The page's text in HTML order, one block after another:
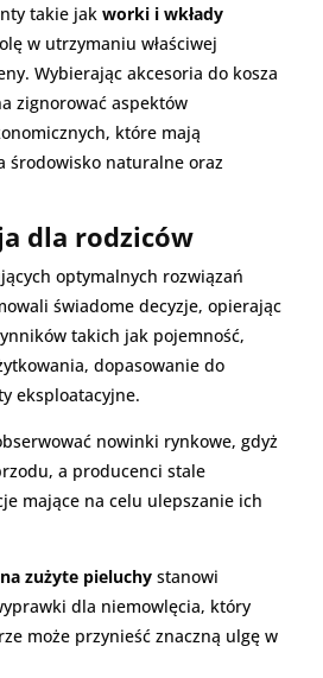
takie jak worki i wkłady
w utrzymaniu właściwej
Wybierając akcesoria do kosza
zignorować aspektów
które mają
środowisko naturalne oraz
dla rodziców
optymalnych rozwiązań
świadome decyzje, opierając
takich jak pojemność,
dopasowanie do
eksploatacyjne.
nowinki rynkowe, gdyż
a producenci stale
mające na celu ulepszanie ich
zużyte pieluchy stanowi
dla niemowlęcia, który
może przynieść znaczną ulgę w